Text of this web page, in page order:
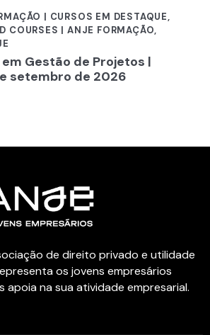
| CURSOS EM DESTAQUE,
COURSES | ANJE FORMAÇÃO,
Gestão de Projetos |
setembro de 2026
de direito privado e utilidade
os jovens empresários
apoia na sua atividade empresarial.